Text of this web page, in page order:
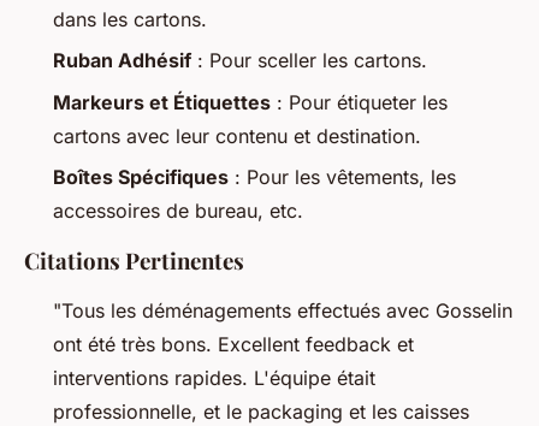
dans les cartons.
Ruban Adhésif: Pour sceller les cartons.
Markeurs et Étiquettes : Pour étiqueter les
cartons avec leur contenu et destination.
Boîtes Spécifiques : Pour les vêtements, les
accessoires de bureau, etc.
Citations Pertinentes
"Tous les déménagements effectués avec Gosselin
ont été très bons. Excellent feedback et
interventions rapides. L'équipe était
professionnelle, et le packaging et les caisses